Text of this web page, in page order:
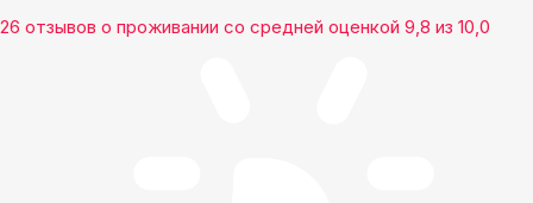
26 отзывов о проживании со средней оценкой 9,8 из 10,0